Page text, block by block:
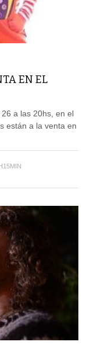
EN EL
a las 20hs, en el
están a la venta en